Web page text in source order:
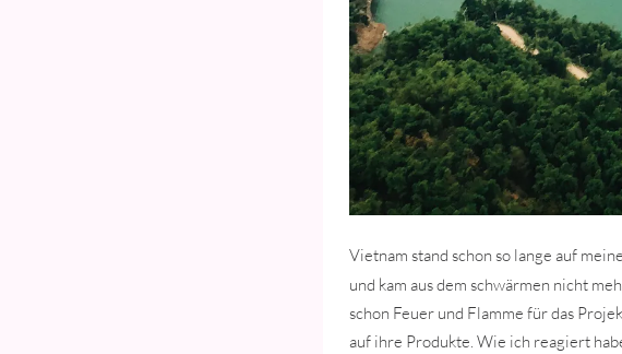
Vietnam stand schon so lange auf
und kam aus dem schwärmen nicht
schon Feuer und Flamme für das
auf ihre Produkte. Wie ich reagiert